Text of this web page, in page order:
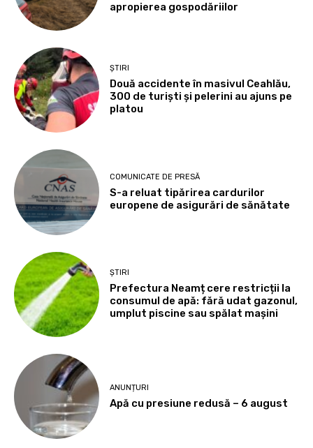
apropierea gospodăriilor
ȘTIRI
Două accidente în masivul Ceahlău,
300 de turiști și pelerini au ajuns pe
platou
COMUNICATE DE PRESĂ
S-a reluat tipărirea cardurilor
europene de asigurări de sănătate
ȘTIRI
Prefectura Neamț cere restricții la
consumul de apă: fără udat gazonul,
umplut piscine sau spălat mașini
ANUNȚURI
Apă cu presiune redusă – 6 august